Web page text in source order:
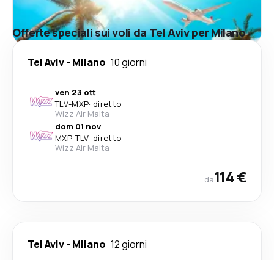
Offerte speciali sui voli da Tel Aviv per Milano
Tel Aviv- Milano 10 giorni
ven 23 ott
TLV-MXP· diretto
Wizz Air Malta
dom 01 nov
MXP-TLV· diretto
Wizz Air Malta
da114 €
Tel Aviv- Milano 12 giorni